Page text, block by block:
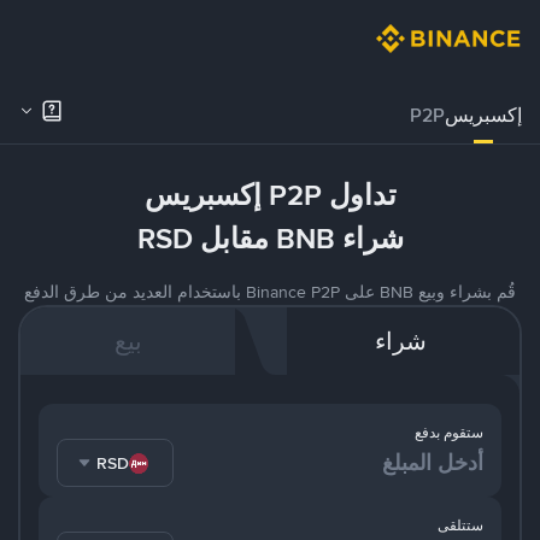
إكسبريسP2P
تداول P2P إكسبريس
شراء BNB مقابل RSD
قُم بشراء وبيع BNB على Binance P2P باستخدام العديد من طرق الدفع
شراء بيع
ستقوم بدفع
RSD
ستتلقى